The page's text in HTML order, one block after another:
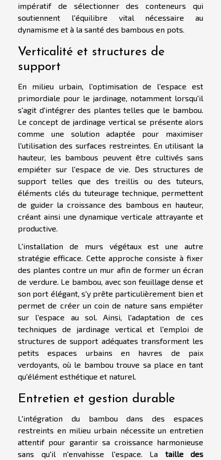
impératif de sélectionner des conteneurs qui
soutiennent l'équilibre vital nécessaire au
dynamisme et à la santé des bambous en pots.
Verticalité et structures de
support
En milieu urbain, l'optimisation de l'espace est
primordiale pour le jardinage, notamment lorsqu'il
s'agit d'intégrer des plantes telles que le bambou.
Le concept de jardinage vertical se présente alors
comme une solution adaptée pour maximiser
l'utilisation des surfaces restreintes. En utilisant la
hauteur, les bambous peuvent être cultivés sans
empiéter sur l'espace de vie. Des structures de
support telles que des treillis ou des tuteurs,
éléments clés du tuteurage technique, permettent
de guider la croissance des bambous en hauteur,
créant ainsi une dynamique verticale attrayante et
productive.
L'installation de murs végétaux est une autre
stratégie efficace. Cette approche consiste à fixer
des plantes contre un mur afin de former un écran
de verdure. Le bambou, avec son feuillage dense et
son port élégant, s'y prête particulièrement bien et
permet de créer un coin de nature sans empiéter
sur l'espace au sol. Ainsi, l'adaptation de ces
techniques de jardinage vertical et l'emploi de
structures de support adéquates transforment les
petits espaces urbains en havres de paix
verdoyants, où le bambou trouve sa place en tant
qu'élément esthétique et naturel.
Entretien et gestion durable
L'intégration du bambou dans des espaces
restreints en milieu urbain nécessite un entretien
attentif pour garantir sa croissance harmonieuse
sans qu'il n'envahisse l'espace. La taille des